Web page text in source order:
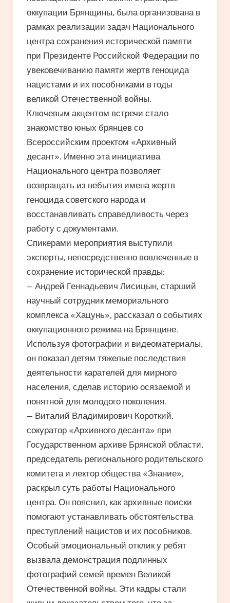
оккупации Брянщины, была организована в
рамках реализации задач Национального
центра сохранения исторической памяти
при Президенте Российской Федерации по
увековечиванию памяти жертв геноцида
нацистами и их пособниками в годы
великой Отечественной войны.
Ключевым акцентом встречи стало
знакомство юных брянцев со
Всероссийским проектом «Архивный
десант». Именно эта инициатива
Национального центра позволяет
возвращать из небытия имена жертв
геноцида советского народа и
восстанавливать справедливость через
работу с документами.
Спикерами мероприятия выступили
эксперты, непосредственно вовлеченные в
сохранение исторической правды:
— Андрей Геннадьевич Лисицын, старший
научный сотрудник мемориального
комплекса «Хацунь», рассказал о событиях
оккупационного режима на Брянщине.
Используя фотографии и видеоматериалы,
он показал детям тяжелые последствия
деятельности карателей для мирного
населения, сделав историю осязаемой и
понятной для молодого поколения.
— Виталий Владимирович Короткий,
сокуратор «Архивного десанта» при
Государственном архиве Брянской области,
председатель регионального родительского
комитета и лектор общества «Знание»,
раскрыл суть работы Национального
центра. Он пояснил, как архивные поиски
помогают устанавливать обстоятельства
преступлений нацистов и их пособников.
Особый эмоциональный отклик у ребят
вызвала демонстрация подлинных
фотографий семей времен Великой
Отечественной войны. Эти кадры стали